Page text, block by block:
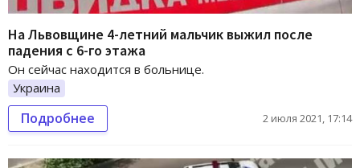
На Львовщине 4-летний мальчик выжил после
падения с 6-го этажа
Он сейчас находится в больнице.
Украина
Подробнее 2 июля 2021, 17:14